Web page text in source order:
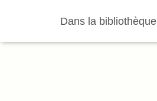
Dans la